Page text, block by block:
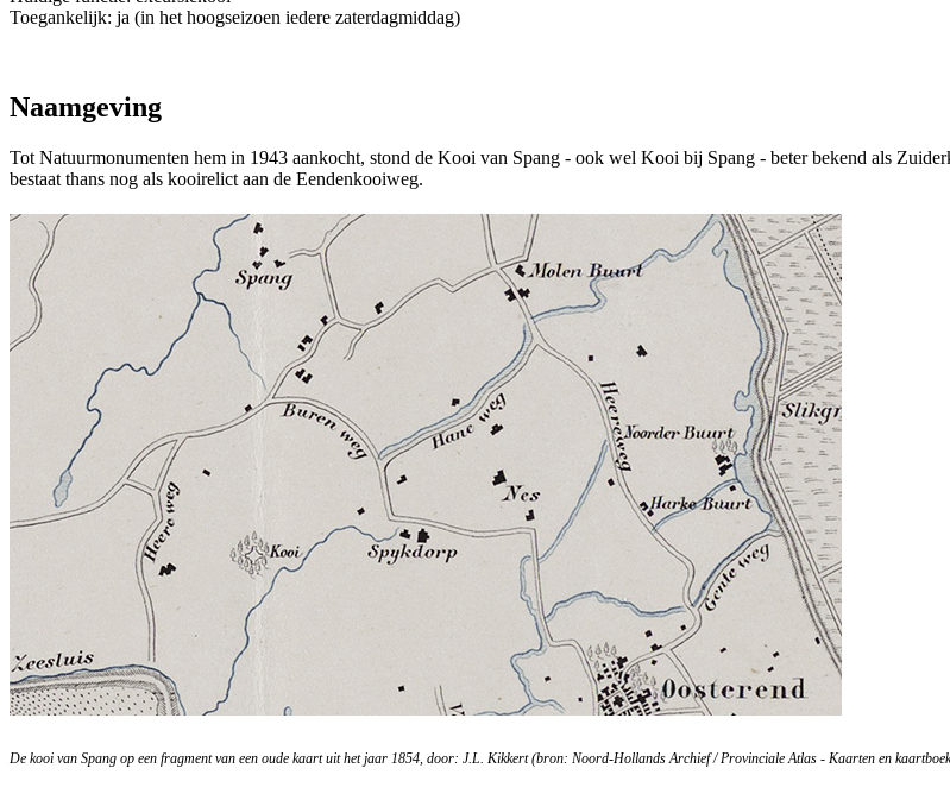
Toegankelijk: ja (in het hoogseizoen iedere zaterdagmiddag)
Naamgeving
Tot Natuurmonumenten hem in 1943 aankocht, stond de Kooi van Spang - ook wel Kooi bij Spang - beter bekend als
bestaat thans nog als kooirelict aan de Eendenkooiweg.
De kooi van Spang op een fragment van een oude kaart uit het jaar 1854, door: J.L. Kikkert (bron: Noord-Hollands Archief / Provinciale Atlas - Kaarten en